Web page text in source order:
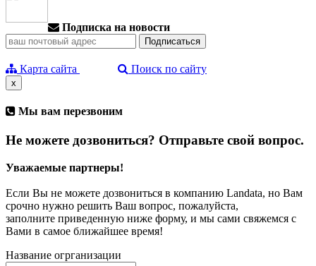
Подписка на новости
Карта сайта Поиск по сайту
x
Мы вам перезвоним
Не можете дозвониться? Отправьте свой вопрос.
Уважаемые партнеры!
Если Вы не можете дозвониться в компанию Landata, но Вам
срочно нужно решить Ваш вопрос, пожалуйста,
заполните приведенную ниже форму, и мы сами свяжемся с
Вами в самое ближайшее время!
Название огрганизации